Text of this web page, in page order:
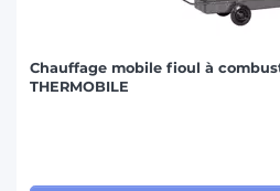
Chauffage mobile fioul à
THERMOBILE